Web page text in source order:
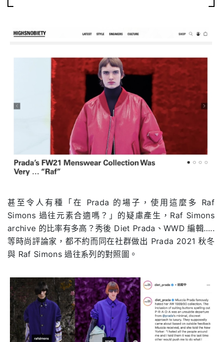
甚至令人有種「在 Prada 的場子，使用這麼多 Raf
Simons 過往元素合適嗎？」的疑慮產生，Raf Simons
archive 的比率有多高？秀後 Diet Prada、WWD 編輯…..
等時尚評論家，都不約而同在社群做出 Prada 2021 秋冬
與 Raf Simons 過往系列的對照圖。